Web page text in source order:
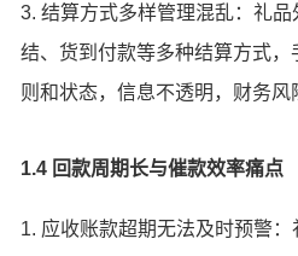
3. 结算方式多样管理混乱：礼品
结、货到付款等多种结算方式
则和状态，信息不透明，财务风
1.4 回款周期长与催款效率痛点
1. 应收账款超期无法及时预警